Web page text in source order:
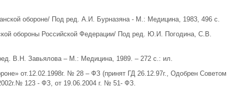
обороне/ Под ред. А.И. Бурназяна - М.: Медицина, 1983, 496 с.
обороны Российской Федерации/ Под ред. Ю.И. Погодина, С.В.
В.Н. Завьялова – М.: Медицина, 1989. – 272 с.: ил.
от.12.02.1998г. № 28 – ФЗ (принят ГД 26.12.97г., Одобрен Советом
123 - ФЗ, от 19.06.2004 г. № 51- ФЗ.